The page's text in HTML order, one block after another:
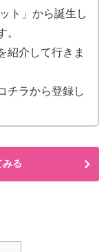
ト」から誕生し
。
紹介して行きま
チラから登録し
る